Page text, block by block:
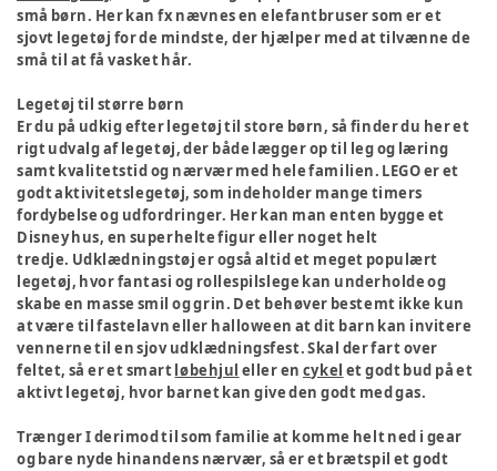
små børn. Her kan fx nævnes en elefantbruser som er et
sjovt legetøj for de mindste, der hjælper med at tilvænne de
små til at få vasket hår.
Legetøj til større børn
Er du på udkig efter legetøj til store børn, så finder du her et
rigt udvalg af legetøj, der både lægger op til leg og læring
samt kvalitetstid og nærvær med hele familien. LEGO er et
godt aktivitetslegetøj, som indeholder mange timers
fordybelse og udfordringer. Her kan man enten bygge et
Disney hus, en superhelte figur eller noget helt
tredje. Udklædningstøj er også altid et meget populært
legetøj, hvor fantasi og rollespilslege kan underholde og
skabe en masse smil og grin. Det behøver bestemt ikke kun
at være til fastelavn eller halloween at dit barn kan invitere
vennerne til en sjov udklædningsfest. Skal der fart over
feltet, så er et smartløbehjul eller en cykel et godt bud på et
aktivt legetøj, hvor barnet kan give den godt med gas.
Trænger I derimod til som familie at komme helt ned i gear
og bare nyde hinandens nærvær, så er et brætspil et godt